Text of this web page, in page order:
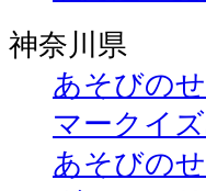
神奈川県
あそびの
マークイ
あそびの